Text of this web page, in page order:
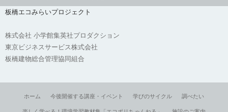
板橋エコみらいプロジェクト
株式会社 小学館集英社プロダクション
東京ビジネスサービス株式会社
板橋建物総合管理協同組合
ホーム 今後開催する講座・イベント 学びのサイクル 調べたい